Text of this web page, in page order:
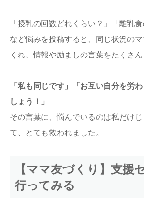
「授乳の回数どれくらい？」「離乳
など悩みを投稿すると、同じ状況の
くれ、情報や励ましの言葉をたくさん
「私も同じです」「お互い自分を労
しょう！」
その言葉に、悩んでいるのは私だけ
て、とても救われました。
【ママ友づくり】支援
行ってみる